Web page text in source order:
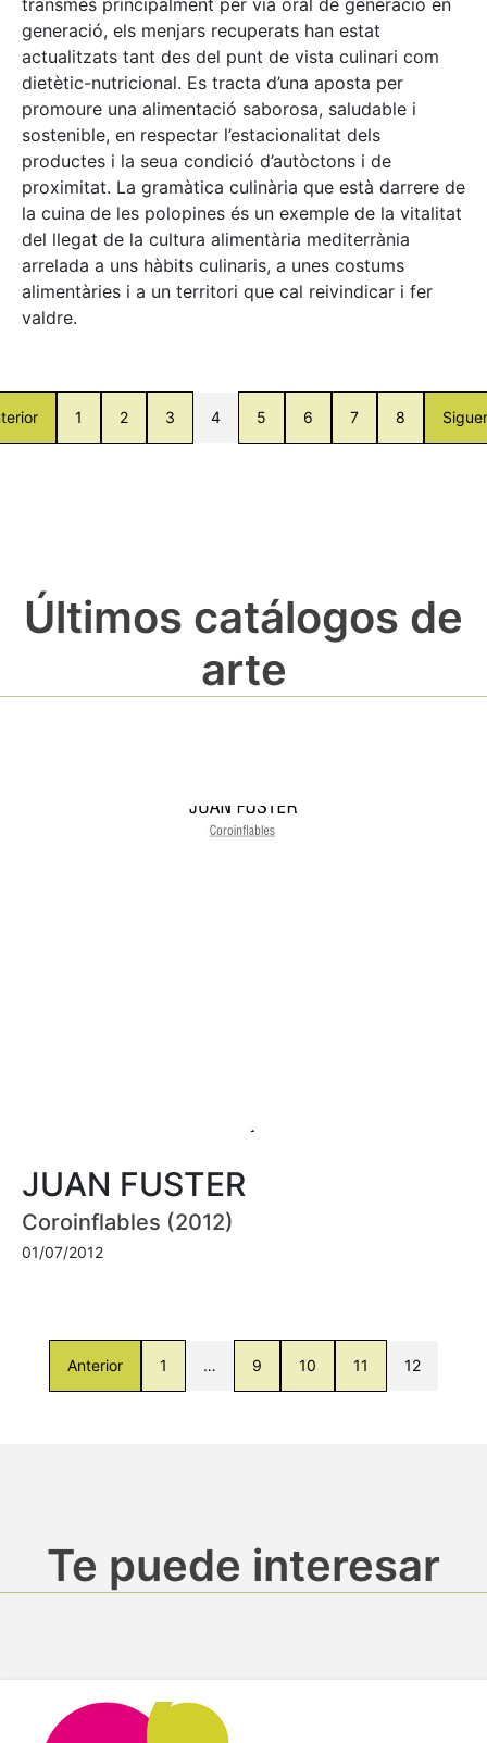
generació, els menjars recuperats han estat
actualitzats tant des del punt de vista culinari com
dietètic-nutricional. Es tracta d’una aposta per
promoure una alimentació saborosa, saludable i
sostenible, en respectar l’estacionalitat dels
productes i la seua condició d’autòctons i de
proximitat. La gramàtica culinària que està darrere de
la cuina de les polopines és un exemple de la vitalitat
del llegat de la cultura alimentària mediterrània
arrelada a uns hàbits culinaris, a unes costums
alimentàries i a un territori que cal reivindicar i fer
valdre.
1 2 3 4 5 6 7 8
Últimos catálogos de
arte
JUAN FUSTER
Coroinflables (2012)
01/07/2012
Anterior 1 … 9 10 11 12
Te puede interesar